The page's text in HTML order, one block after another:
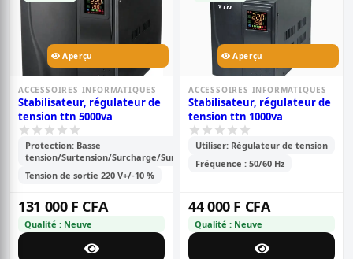
Aperçu
ACCESSOIRES INFORMATIQUES
Stabilisateur, régulateur de
tension ttn 5000va
Protection: Basse
tension/Surtension/Surcharge/Surtempérature
Tension de sortie 220 V+/-10 %
131 000 F CFA
Qualité : Neuve
Aperçu
ACCESSOIRES INFORMATIQUES
Stabilisateur, régulateur de
tension ttn 1000va
Utiliser: Régulateur de tension
Fréquence : 50/60 Hz
44 000 F CFA
Qualité : Neuve